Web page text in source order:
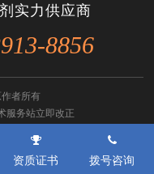
实力供应商
8856
者所有
服务站立即改正
资质证书 拨号咨询